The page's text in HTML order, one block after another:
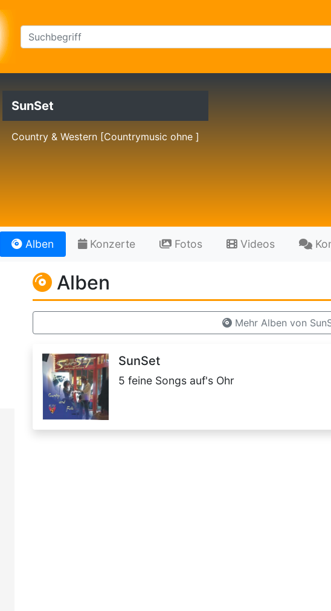
SunSet
Country & Western [Countrymusic ohne ]
Alben Konzerte Fotos Videos
Alben
Mehr Alben von
SunSet
5 feine Songs auf's Ohr